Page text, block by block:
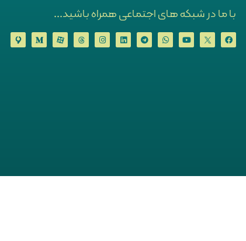
با ما در شبکه های اجتماعی همراه باشید...